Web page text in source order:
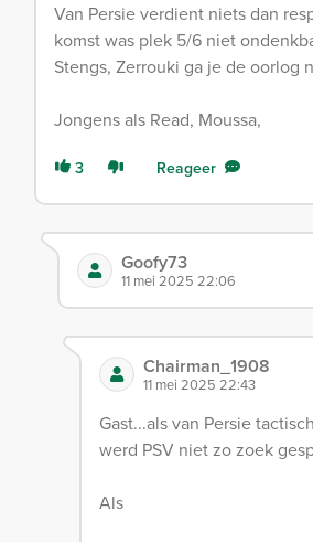
Van Persie verdient niets dan
komst was plek 5/6 niet
Stengs, Zerrouki ga je de oorlog
Jongens als Read, Moussa,
3 Reageer
Goofy73
11 mei 2025 22:06
Chairman_1908
11 mei 2025 22:43
Gast...als van Persie
werd PSV niet zo zoek
Als